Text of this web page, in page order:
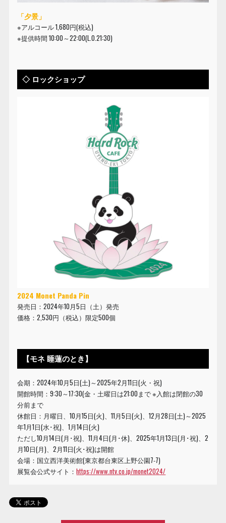
「夕景」
※アルコール 1,680円(税込)
※提供時間 10:00～22:00(L.O.21:30)
◇ ロックショップ
2024 Monet Panda Pin
発売日：2024年10月5日（土）発売
価格：2,530円（税込）限定500個
【モネ 睡蓮のとき】
会期：2024年10月5日(土)～2025年2月11日(火・祝)
開館時間：9:30～17:30(金・土曜日は21:00まで ※入館は閉館の30
分前まで
休館日：月曜日、10月15日(火)、11月5日(火)、12月28日(土)～2025
年1月1日(水･祝)、1月14日(火)
ただし10月14日(月･祝)、11月4日(月･休)、2025年1月13日(月･祝)、2
月10日(月)、2月11日(火･祝)は開館
会場：国立西洋美術館(東京都台東区上野公園7‐7)
展覧会公式サイト：https://www.ntv.co.jp/monet2024/